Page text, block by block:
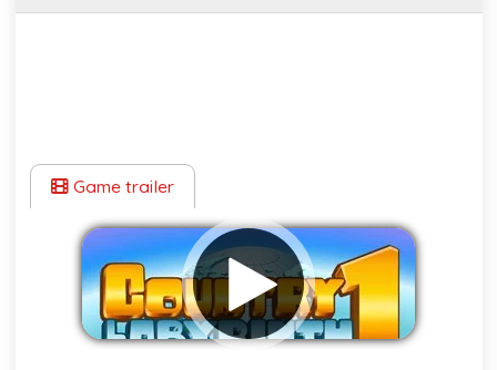
Game trailer